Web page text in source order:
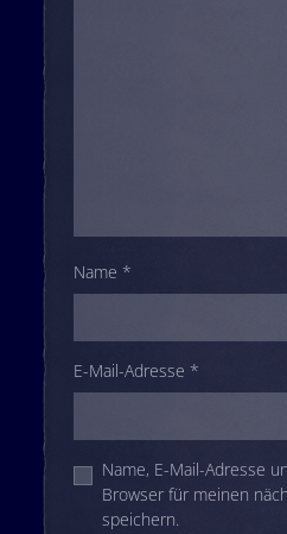
Name *
E-Mail-Adresse *
Name, E-Mail-Adresse
Browser für meinen
speichern.